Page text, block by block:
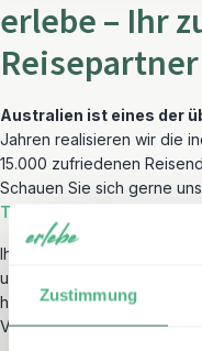
Zustimmung
erlebe – Ihr
Reisepartner
Australien ist eines der
Jahren realisieren wir die
15.000 zufriedenen
Schauen Sie sich gerne
Trustpilot
Ihre Sicherheit steht für
unsere Partner sehr
höchster Individualität alle
Veranstalterreise.